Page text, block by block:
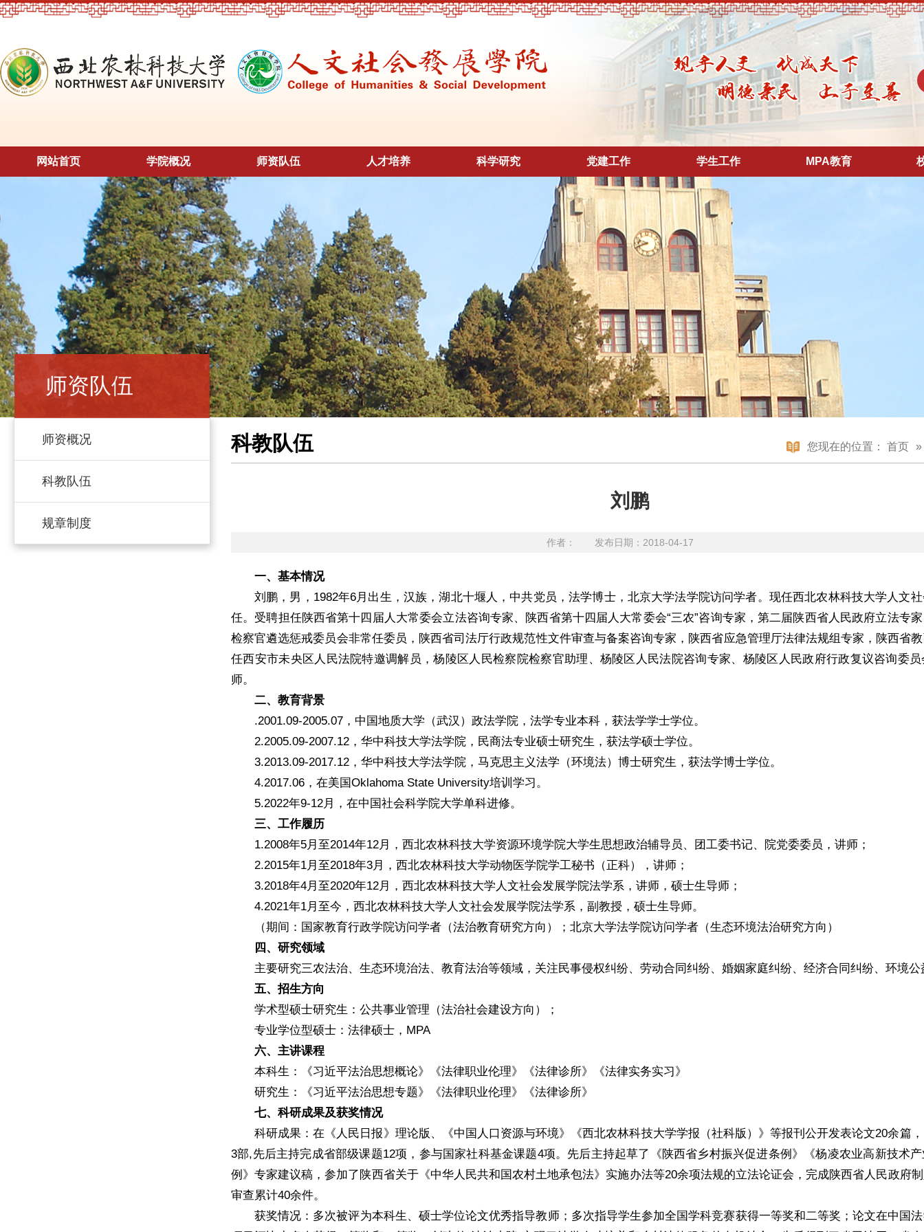
网站首页 学院概况 师资队伍 人才培养 科学研究 党建工作 学生工作 MPA教育
师资队伍
师资概况
科教队伍
规章制度
您现在的位置： 首页 »
科教队伍
刘鹏
作者： 发布日期：2018-04-17
一、基本情况
刘鹏，男，1982年6月出生，汉族，湖北十堰人，中共党员，法学博士，北京大学法学院访问学者。现任西北农林科技大学人文
任。受聘担任陕西省第十四届人大常委会立法咨询专家、陕西省第十四届人大常委会“三农”咨询专家，第二届陕西省人民政府立法专
检察官遴选惩戒委员会非常任委员，陕西省司法厅行政规范性文件审查与备案咨询专家，陕西省应急管理厅法律法规组专家，陕西省
任西安市未央区人民法院特邀调解员，杨陵区人民检察院检察官助理、杨陵区人民法院咨询专家、杨陵区人民政府行政复议咨询委
师。
二、教育背景
.2001.09-2005.07，中国地质大学（武汉）政法学院，法学专业本科，获法学学士学位。
2.2005.09-2007.12，华中科技大学法学院，民商法专业硕士研究生，获法学硕士学位。
3.2013.09-2017.12，华中科技大学法学院，马克思主义法学（环境法）博士研究生，获法学博士学位。
4.2017.06，在美国Oklahoma State University培训学习。
5.2022年9-12月，在中国社会科学院大学单科进修。
三、工作履历
1.2008年5月至2014年12月，西北农林科技大学资源环境学院大学生思想政治辅导员、团工委书记、院党委委员，讲师；
2.2015年1月至2018年3月，西北农林科技大学动物医学院学工秘书（正科），讲师；
3.2018年4月至2020年12月，西北农林科技大学人文社会发展学院法学系，讲师，硕士生导师；
4.2021年1月至今，西北农林科技大学人文社会发展学院法学系，副教授，硕士生导师。
（期间：国家教育行政学院访问学者（法治教育研究方向）；北京大学法学院访问学者（生态环境法治研究方向）
四、研究领域
主要研究三农法治、生态环境治法、教育法治等领域，关注民事侵权纠纷、劳动合同纠纷、婚姻家庭纠纷、经济合同纠纷、环境
五、招生方向
学术型硕士研究生：公共事业管理（法治社会建设方向）；
专业学位型硕士：法律硕士，MPA
六、主讲课程
本科生：《习近平法治思想概论》《法律职业伦理》《法律诊所》《法律实务实习》
研究生：《习近平法治思想专题》《法律职业伦理》《法律诊所》
七、科研成果及获奖情况
科研成果：在《人民日报》理论版、《中国人口资源与环境》《西北农林科技大学学报（社科版）》等报刊公开发表论文20余篇
3部,先后主持完成省部级课题12项，参与国家社科基金课题4项。先后主持起草了《陕西省乡村振兴促进条例》《杨凌农业高新技术
例》专家建议稿，参加了陕西省关于《中华人民共和国农村土地承包法》实施办法等20余项法规的立法论证会，完成陕西省人民政府
审查累计40余件。
获奖情况：多次被评为本科生、硕士学位论文优秀指导教师；多次指导学生参加全国学科竞赛获得一等奖和二等奖；论文在中国